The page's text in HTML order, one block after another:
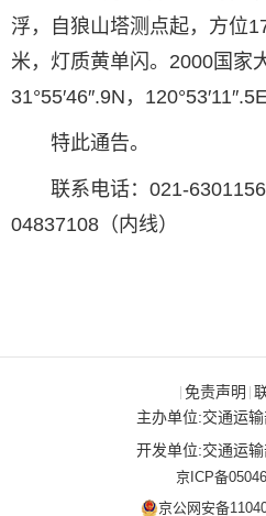
浮，自狼山塔测点起，方位
米，灯质黄单闪。2000国家
31°55′46″.9N，120°53′11″.5E
特此通告。
联系电话：021-
04837108（内线）
| 免责声明 |
主办单位:交通运
开发单位:交通运
京ICP备
京公网安备